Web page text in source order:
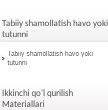
Tabiiy shamollatish havo yoki
tutunni
Tabiiy shamollatish havo yoki
tutunni
Ikkinchi qo'l qurilish
Materiallari